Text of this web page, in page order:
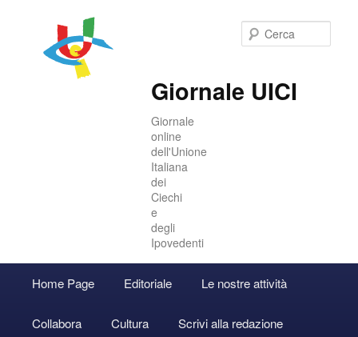
Giornale UICI
Giornale
online
dell'Unione
Italiana
dei
Ciechi
e
degli
Ipovedenti
principale
Vai
al
Vai
al
Accedi
Home Page Editoriale Le nostre attività
Collabora Cultura Scrivi alla redazione